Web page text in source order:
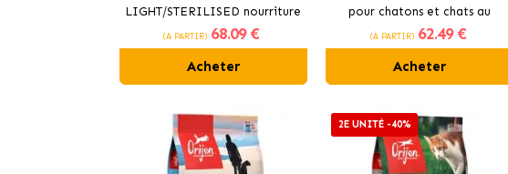
LIGHT/STERILISED nourriture
pour chiens au poulet
(À PARTIR) 68.09 €
Acheter
pour chatons et chats au
poulet
(À PARTIR) 62.49 €
Acheter
2E UNITÉ -40%